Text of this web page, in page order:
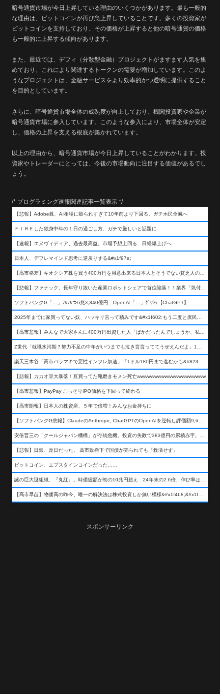
暗号通貨市場が今日上昇している理由のいくつかがあります。最も一般的
な理由は、ビットコインが再び急上昇していることです。多くの投資家が
ビットコインを支持しており、その価格が上昇すると他の暗号通貨の価格
も一般的に上昇する傾向があります。
また、最近では、デフィ（分散型金融）プロジェクトがますます人気を集
めており、これにより関連するトークンの需要が増加しています。このよ
うなプロジェクトは、金融サービスをより効率的かつ透明に提供すること
を目的としています。
さらに、暗号通貨市場全体の成熟度が向上しており、機関投資家や企業が
暗号通貨市場に参入しています。このような参入により、市場全体が安定
し、価格の上昇を支える根底が築かれています。
以上の理由から、暗号通貨市場が今日上昇していることがわかります。投
資家やトレーダーにとっては、今後の市場動向に注目する価値があるでし
ょう。
/* プログラミング速報関連記事一覧表示 */
【悲報】Adobe株、AI相場に殴られすぎて10年前より下回る。ガチホ民全滅へ
ＦＩＲＥした独身中年の１日の過ごし方、ガチで厳しいと話題に
【速報】エヌヴィディア、過去最高益。市場予想上回る 日経爆上げへ
日本人、デフレマインド思考に逆戻りする&#x1f97a;
【高市格差】キオクシア株を買う400万円を用意出来る日本人とそうでない貧乏人の差が超広まるって事よ
【悲報】ファナック、長年守り抜いた産業ロボットシェアで首位陥落！！業界「気付いたら一気に抜かれていた…」
ソフトバンクG「…」ﾌﾙﾌﾙつ6兆3,840億円 OpenAI「…」ｸﾞﾜｼｬ【ChatGPT】
2025年までに家買ってない奴、ハッキリ言って積みです&#x1f602;もう二度と庶民が買える値段になりません&#x1f602;&#x1f602;&#x1f602;
【高市悲報】みんなで大家さんに400万円出資した人「ばかだったんでしょうか、私は&#x1f622;」
Z世代「就職氷河期？努力不足の中年がいつまでも泣き言言っててうぜえんだよ」1万いいね
楽天三木谷「高市バラマキで悪性インフレ加速」「1ドル180円まで進むかも&#8230;もう看過できない」
【悲報】カカオ豆大暴落！豆買ってた靴磨きモメン死亡wwwwwwwwwwwwwwwwwwww
【高市悲報】PayPay こっそりIPO価格を下回って終わる
【高市朗報】日本人の株資産、５年で倍増！みんなお金持ちに
【ソフトバンクG悲報】ClaudeのAnthropic, ChatGPTのOpenAIを逆転し評価額9,650億ドル (約154兆円) の世界一価値あるAI企業に……
安倍晋三の「クールジャパン機構」が存続危機。投資の失敗で383億円の累積赤字。2025年度決算も大赤字の可能性。責任の所在はウヤムヤ
【悲報】日銀、反日だった。 高市政権下で国債が売られても「救済せず」
ビットコイン、エプスタインコインだった……
謎の巨大謎組織、『丸紅』。時価総額が初の10兆円超え 24年末の2.6倍、伸び率は謎組織首位
【高市早苗】物価高の昨今、唯一の解決法は株式投資しか無い模様&#x1f4b8;&#x1f4b8;&#x1f4b8;
スポンサーリンク